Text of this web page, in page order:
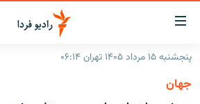
لینک‌های
قابلیت
دسترسی
بازگشت
ایران
پنجشنبه ۱۵ مرداد ۱۴۰۵ تهران ۰۶:۱۴
جهان